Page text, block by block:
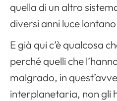
quella di un altro
diversi anni luce
E già qui c’è qualcosa
perché quelli che
malgrado, in
interplanetaria, non gli